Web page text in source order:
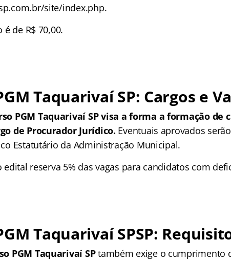
site/index.php.
de R$ 70,00.
Taquarivaí SP: Cargos e
PGM Taquarivaí SP visa a forma a formação de
de Procurador Jurídico. Eventuais aprovados
Estatutário da Administração Municipal.
edital reserva 5% das vagas para candidatos com
Taquarivaí SPSP:
PGM Taquarivaí SPtambém exige o cumprimento